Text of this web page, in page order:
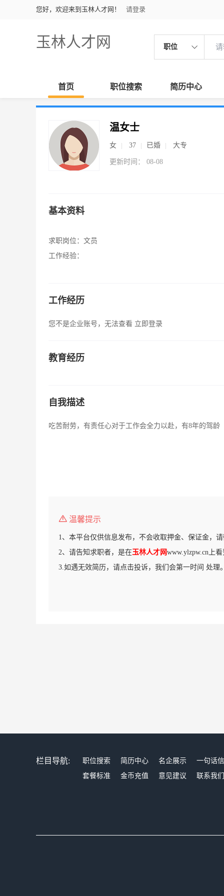
您好，欢迎来到玉林人才网！ 请登录
玉林人才网 职位
首页 职位搜索 简历中心
温女士
女 37 已婚 大专
更新时间： 08-08
基本资料
求职岗位： 文员
工作经验：
工作经历
您不是企业账号，无法查看 立即登录
教育经历
自我描述
吃苦耐劳，有责任心对于工作会全力以赴，有8年的驾龄
温馨提示
1、本平台仅供信息发布，不会收取押金、保证金，请
2、请告知求职者，是在玉林人才网www.ylzpw.cn上看
3.如遇无效简历，请点击投诉，我们会第一时间 处理
栏目导航: 职位搜索 简历中心 名企展示 一句话
套餐标准
金币充值 意见建议 联系我们